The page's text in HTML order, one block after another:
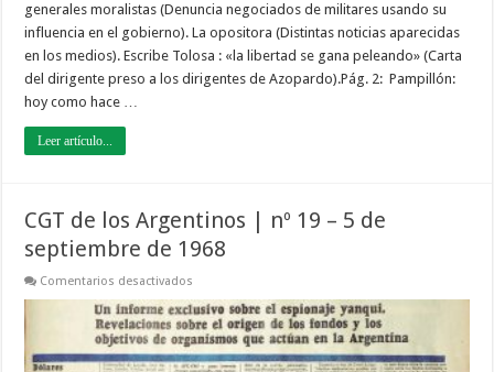
generales moralistas (Denuncia negociados de militares usando su
influencia en el gobierno). La opositora (Distintas noticias aparecidas
en los medios). Escribe Tolosa : «la libertad se gana peleando» (Carta
del dirigente preso a los dirigentes de Azopardo).Pág. 2: Pampillón:
hoy como hace …
Leer artículo...
CGT de los Argentinos | nº 19 – 5 de
septiembre de 1968
Comentarios desactivados
de
los
Argentinos
|
nº